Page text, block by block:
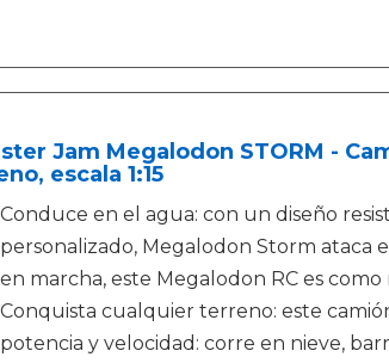
Jam Megalodon STORM -
escala 1:15
Conduce en el agua: con un diseño
personalizado, Megalodon Storm ataca
en marcha, este Megalodon RC es
Conquista cualquier terreno: este
potencia y velocidad: corre en nieve,